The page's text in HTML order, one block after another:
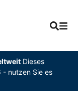
Dieses
- nutzen Sie es